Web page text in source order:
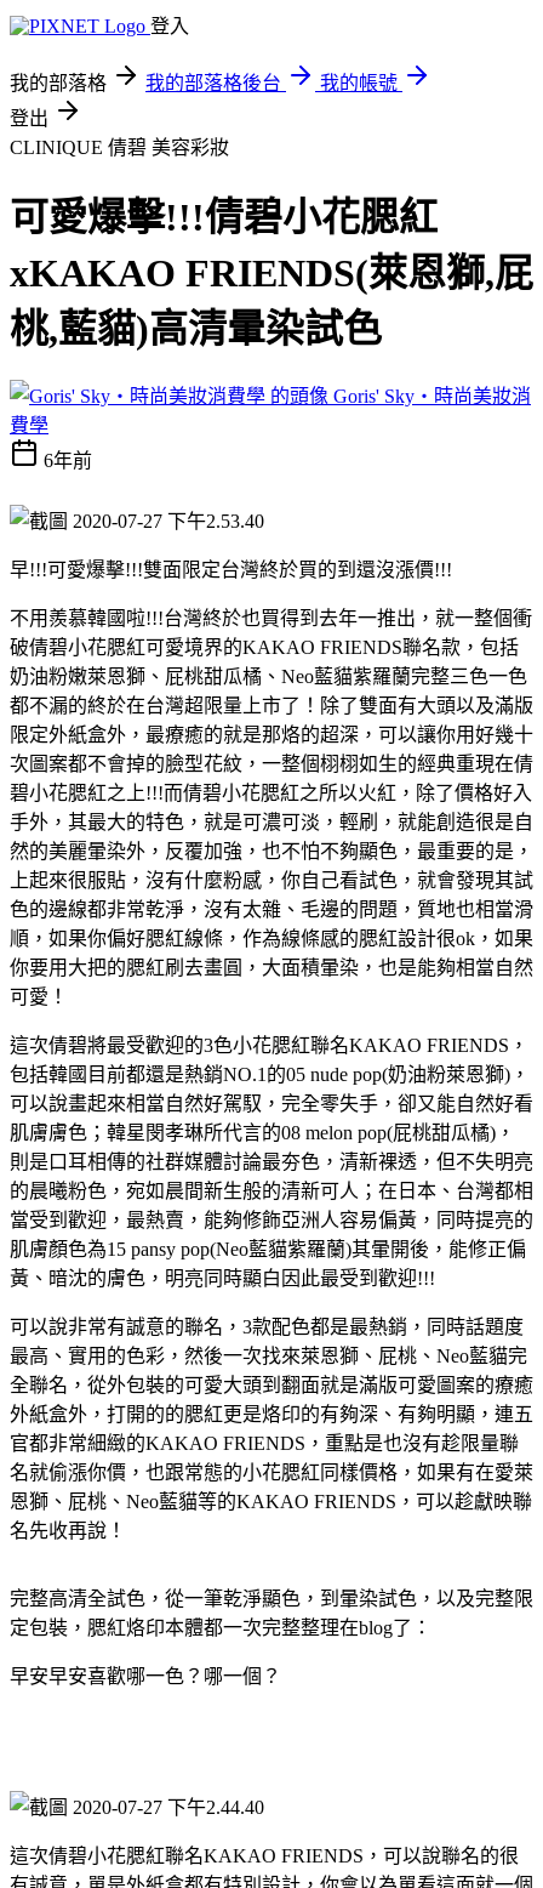
登入
我的部落格 我的部落格後台
我的帳號
登出
CLINIQUE 倩碧 美容彩妝
可愛爆擊!!!倩碧小花腮紅
xKAKAO FRIENDS(萊恩獅,屁
桃,藍貓)高清暈染試色
Goris' Sky‧時尚美妝消
費學
6年前
早!!!可愛爆擊!!!雙面限定台灣終於買的到還沒漲價!!!
不用羨慕韓國啦!!!台灣終於也買得到去年一推出，就一整個衝
破倩碧小花腮紅可愛境界的KAKAO FRIENDS聯名款，包括
奶油粉嫩萊恩獅、屁桃甜瓜橘、Neo藍貓紫羅蘭完整三色一色
都不漏的終於在台灣超限量上市了！除了雙面有大頭以及滿版
限定外紙盒外，最療癒的就是那烙的超深，可以讓你用好幾十
次圖案都不會掉的臉型花紋，一整個栩栩如生的經典重現在倩
碧小花腮紅之上!!!而倩碧小花腮紅之所以火紅，除了價格好入
手外，其最大的特色，就是可濃可淡，輕刷，就能創造很是自
然的美麗暈染外，反覆加強，也不怕不夠顯色，最重要的是，
上起來很服貼，沒有什麼粉感，你自己看試色，就會發現其試
色的邊線都非常乾淨，沒有太雜、毛邊的問題，質地也相當滑
順，如果你偏好腮紅線條，作為線條感的腮紅設計很ok，如果
你要用大把的腮紅刷去畫圓，大面積暈染，也是能夠相當自然
可愛！
這次倩碧將最受歡迎的3色小花腮紅聯名KAKAO FRIENDS，
包括韓國目前都還是熱銷NO.1的05 nude pop(奶油粉萊恩獅)，
可以說畫起來相當自然好駕馭，完全零失手，卻又能自然好看
肌膚膚色；韓星閔孝琳所代言的08 melon pop(屁桃甜瓜橘)，
則是口耳相傳的社群媒體討論最夯色，清新裸透，但不失明亮
的晨曦粉色，宛如晨間新生般的清新可人；在日本、台灣都相
當受到歡迎，最熱賣，能夠修飾亞洲人容易偏黃，同時提亮的
肌膚顏色為15 pansy pop(Neo藍貓紫羅蘭)其暈開後，能修正偏
黃、暗沈的膚色，明亮同時顯白因此最受到歡迎!!!
可以說非常有誠意的聯名，3款配色都是最熱銷，同時話題度
最高、實用的色彩，然後一次找來萊恩獅、屁桃、Neo藍貓完
全聯名，從外包裝的可愛大頭到翻面就是滿版可愛圖案的療癒
外紙盒外，打開的的腮紅更是烙印的有夠深、有夠明顯，連五
官都非常細緻的KAKAO FRIENDS，重點是也沒有趁限量聯
名就偷漲你價，也跟常態的小花腮紅同樣價格，如果有在愛萊
恩獅、屁桃、Neo藍貓等的KAKAO FRIENDS，可以趁獻映聯
名先收再說！
完整高清全試色，從一筆乾淨顯色，到暈染試色，以及完整限
定包裝，腮紅烙印本體都一次完整整理在blog了：
早安早安喜歡哪一色？哪一個？
這次倩碧小花腮紅聯名KAKAO FRIENDS，可以說聯名的很